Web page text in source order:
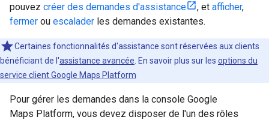
pouvez créer des demandes d'assistance , et afficher,
fermer ou escalader les demandes existantes.
Certaines fonctionnalités d'assistance sont réservées aux clients
bénéficiant de l'assistance avancée . En savoir plus sur les options du
service client Google Maps Platform
Pour gérer les demandes dans la console Google
Maps Platform, vous devez disposer de l'un des rôles